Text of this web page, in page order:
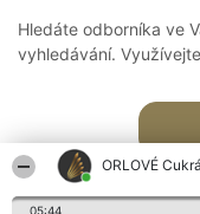
ORLOVÉ
05:44
Hledáte odborníka ve
vyhledávání.